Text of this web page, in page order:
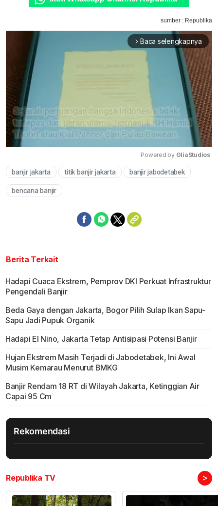
sumber : Republika
arrow_forward_ios Baca selengkapnya
Mute
Powered by GliaStudios
banjir jakarta titik banjir jakarta banjir jabodetabek
bencana banjir
Berita Terkait
Hadapi Cuaca Ekstrem, Pemprov DKI Perkuat Infrastruktur
Pengendali Banjir
Beda Gaya dengan Jakarta, Bogor Pilih Sulap Ikan Sapu-
Sapu Jadi Pupuk Organik
Hadapi El Nino, Jakarta Tetap Antisipasi Potensi Banjir
Hujan Ekstrem Masih Terjadi di Jabodetabek, Ini Awal
Musim Kemarau Menurut BMKG
Banjir Rendam 18 RT di Wilayah Jakarta, Ketinggian Air
Capai 95 Cm
Rekomendasi
Republika TV >